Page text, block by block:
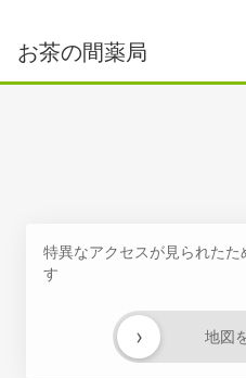
お茶の間薬局
特異なアクセスが見られた
す
地図
›